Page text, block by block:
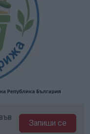
Запиши се